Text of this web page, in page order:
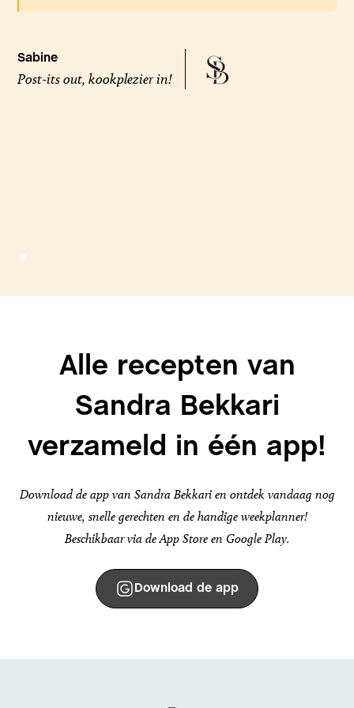
Sabine
Post-its out, kookplezier in!
Alle recepten van
Sandra Bekkari
verzameld in één app!
Download de app van Sandra Bekkari en ontdek vandaag nog
nieuwe, snelle gerechten en de handige weekplanner!
Beschikbaar via de App Store en Google Play.
Download de app